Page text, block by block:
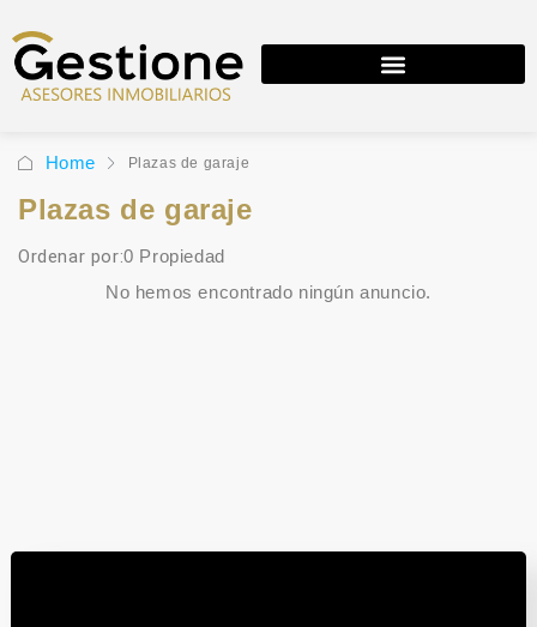
Home Plazas de garaje
Plazas de garaje
0 Propiedad
Ordenar por:
No hemos encontrado ningún anuncio.